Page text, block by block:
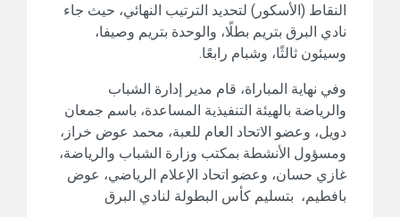
النقاط (الأسكور) لتحديد الترتيب النهائي، حيث جاء
نادي البرق بتريم بطلًا، والوحدة بتريم وصيفا،
وسيئون ثالثًا، وشبام رابعًا.
وفي نهاية المباراة، قام مدير إدارة الشباب
والرياضة بالهيئة التنفيذية المساعدة، باسم جمعان
دويل، وعضو الاتحاد العام للعبة، محمد عوض خراز،
ومسؤول الأنشطة بمكتب وزارة الشباب والرياضة،
غازي حسان، وعضو اتحاد الإعلام الرياضي، عوض
بافطيم، بتسليم كأس البطولة لنادي البرق